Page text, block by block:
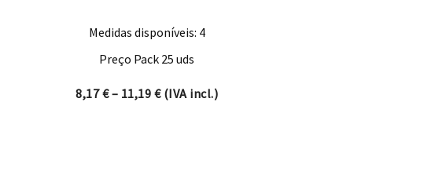
Medidas disponíveis: 4
Preço Pack 25 uds
8,17€ – 11,19 €Price range: 8,17 € through 11,19 €
(IVA incl.)